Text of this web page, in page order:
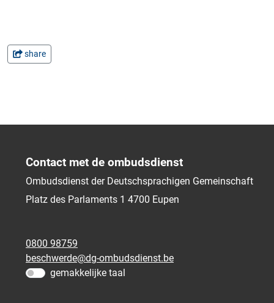
share
Contact met de ombudsdienst
Ombudsdienst der Deutschsprachigen Gemeinschaft
Platz des Parlaments 1 4700 Eupen
0800 98759
beschwerde@dg-ombudsdienst.be
gemakkelijke taal